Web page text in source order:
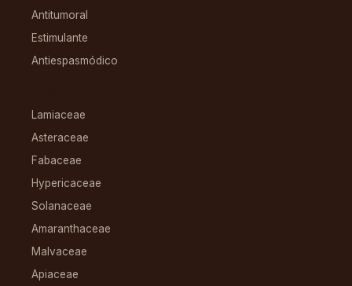
Antitumoral
Estimulante
Antiespasmódico
Lamiaceae
Asteraceae
Fabaceae
Hypericaceae
Solanaceae
Amaranthaceae
Malvaceae
Apiaceae